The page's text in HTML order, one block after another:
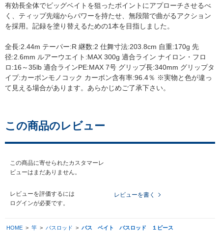
有効長全体でビッグベイトを狙ったポイントにアプローチさせるべ
く、ティップ先端からパワーを持たせ、無段階で曲がるアクション
を採用。記録を塗り替えるための1本を目指しました。
全長:2.44m テーパー:R 継数:2 仕舞寸法:203.8cm 自重:170g 先
径:2.6mm ルアーウエイト:MAX 300g 適合ライン ナイロン・フロ
ロ:16～35lb 適合ラインPE:MAX 7号 グリップ長:340mm グリップタ
イプ:カーボンモノコック カーボン含有率:96.4％ ※実物と色が違っ
て見える場合があります。あらかじめご了承下さい。
この商品のレビュー
この商品に寄せられたカスタマーレ
ビューはまだありません。
レビューを評価するには
ログインが必要です。
レビューを書く
HOME > 竿 > バスロッド > バス ベイト バスロッド １ピース